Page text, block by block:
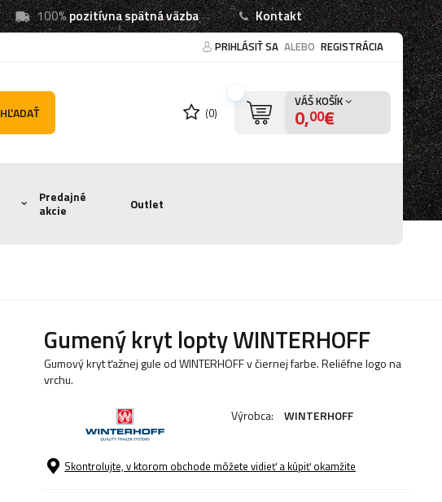
100%pozitívna spätná väzba Kontakt
PRIHLÁSIŤ SA ALEBO REGISTRÁCIA
HĽADAŤ (0)
VÁŠ KOŠÍK
0,00€
Predajné
akcie
Outlet
Gumený kryt lopty WINTERHOFF
Gumový kryt ťažnej gule od WINTERHOFF v čiernej farbe. Reliéfne logo na
vrchu.
Výrobca: WINTERHOFF
Skontrolujte, v ktorom obchode môžete vidieť a kúpiť okamžite